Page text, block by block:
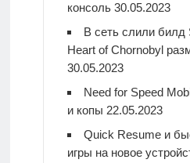
консоль 30.05.2023
В сеть слили билд
Heart of Chornobyl
30.05.2023
Need for Speed
и копы 22.05.2023
Quick Resume и
игры на новое